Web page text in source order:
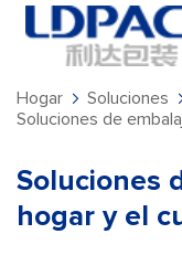
Hogar Soluciones
Soluciones de
Soluciones
hogar y el